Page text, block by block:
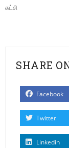
கட்சி
SHARE
Facebook
Twitter
Linkedin